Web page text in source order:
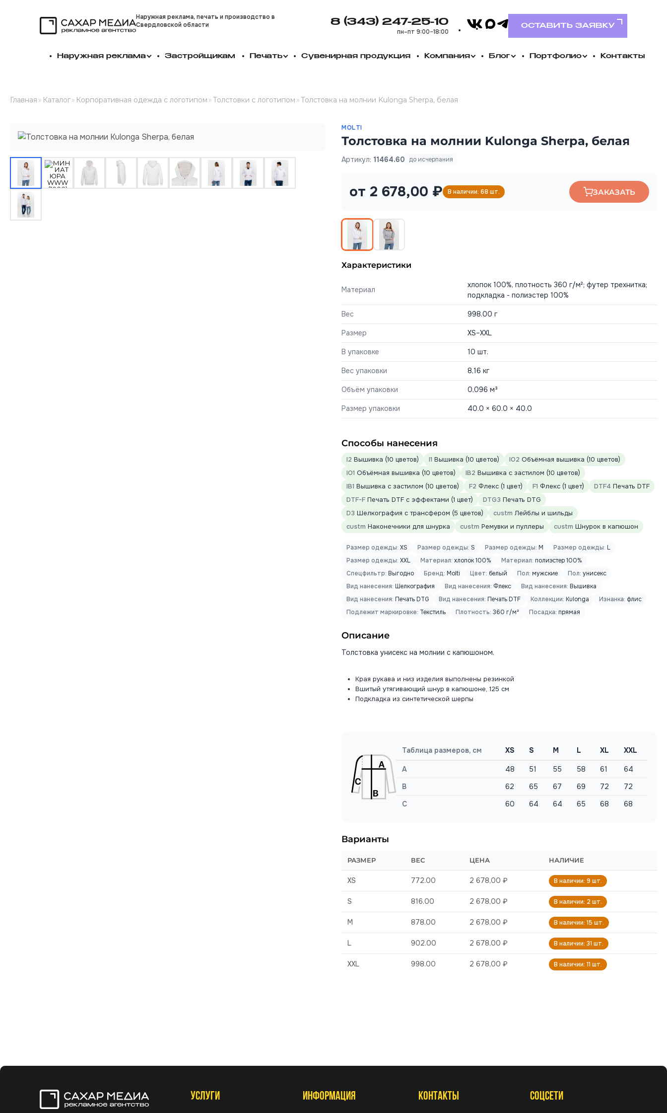
Наружная реклама, печать и производство в
Свердловской области
8 (343) 247-25-10
пн–пт 9:00–18:00
VK MAXTelegramОСТАВИТЬ ЗАЯВКУ
Наружная реклама Застройщикам Печать Сувенирная продукция Компания Блог Портфолио Контакты
Главная » Каталог» Корпоративная одежда с логотипом »Толстовки с логотипом »Толстовка на молнии Kulonga Sherpa, белая
MOLTI
Толстовка на молнии Kulonga Sherpa, белая
Артикул: 11464.60 до исчерпания
от 2 678,00 ₽ В наличии: 68 шт. ЗАКАЗАТЬ
Характеристики
Материал
хлопок 100%, плотность 360 г/м²; футер трехнитка;
подкладка - полиэстер 100%
Вес 998.00 г
Размер XS–XXL
В упаковке 10 шт.
Вес упаковки 8,16 кг
Объём упаковки 0,096 м³
Размер упаковки 40.0 × 60.0 × 40.0
Способы нанесения
I2 Вышивка (10 цветов) I1 Вышивка (10 цветов) IO2 Объёмная вышивка (10 цветов)
IO1 Объёмная вышивка (10 цветов) IB2 Вышивка с застилом (10 цветов)
IB1 Вышивка с застилом (10 цветов) F2 Флекс (1 цвет) F1 Флекс (1 цвет) DTF4 Печать DTF
DTF-F Печать DTF с эффектами (1 цвет) DTG3 Печать DTG
D3 Шелкография с трансфером (5 цветов) custm Лейблы и шильды
custm Наконечники для шнурка custm Ремувки и пуллеры custm Шнурок в капюшон
Размер одежды: XS Размер одежды: S Размер одежды: M Размер одежды: L
Размер одежды: XXL Материал: хлопок 100% Материал: полиэстер 100%
Спецфильтр: Выгодно Бренд: Molti Цвет: белый Пол: мужские Пол: унисекс
Вид нанесения: Шелкография Вид нанесения: Флекс Вид нанесения: Вышивка
Вид нанесения: Печать DTG Вид нанесения: Печать DTF Коллекции: Kulonga Изнанка: флис
Подлежит маркировке: Текстиль Плотность: 360 г/м² Посадка: прямая
Описание
Толстовка унисекс на молнии с капюшоном.
Края рукава и низ изделия выполнены резинкой
Вшитый утягивающий шнур в капюшоне, 125 см
Подкладка из синтетической шерпы
Таблица размеров, см XS S M L XL XXL
A 48 51 55 58 61
64
B
62 65 67 69 72
72
C
60 64 64 65 68 68
Варианты
РАЗМЕР ВЕС ЦЕНА НАЛИЧИЕ
XS 772.00 2 678,00 ₽ В наличии: 9 шт.
S 816.00 2 678,00 ₽ В наличии: 2 шт.
M 878.00 2 678,00 ₽ В наличии: 15 шт.
L 902.00 2 678,00 ₽ В наличии: 31 шт.
XXL 998.00 2 678,00 ₽ В наличии: 11 шт.
УСЛУГИ ИНФОРМАЦИЯ КОНТАКТЫ СОЦСЕТИ